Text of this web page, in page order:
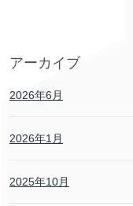
アーカイブ
2026年6月
2026年1月
2025年10月